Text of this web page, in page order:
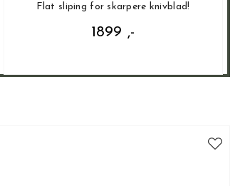
Flat sliping for skarpere knivblad!
1899 ,-